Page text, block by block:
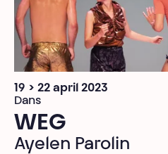
19 > 22 april 2023
Dans
WEG
Ayelen Parolin